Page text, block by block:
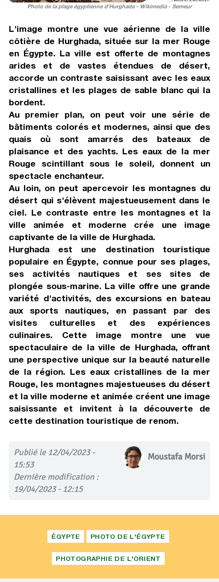
Photo de la plage égyptienne d'Hurghada - Wikimedia - Semeur
L'image montre une vue aérienne de la ville
côtière de Hurghada, située sur la mer Rouge
en Égypte. La ville est offerte de montagnes
arides et de vastes étendues de désert,
accorde un contraste saisissant avec les eaux
cristallines et les plages de sable blanc qui la
bordent.
Au premier plan, on peut voir une série de
bâtiments colorés et modernes, ainsi que des
quais où sont amarrés des bateaux de
plaisance et des yachts. Les eaux de la mer
Rouge scintillant sous le soleil, donnent un
spectacle enchanteur.
Au loin, on peut apercevoir les montagnes du
désert qui s'élèvent majestueusement dans le
ciel. Le contraste entre les montagnes et la
ville animée et moderne crée une image
captivante de la ville de Hurghada.
Hurghada est une destination touristique
populaire en Égypte, connue pour ses plages,
ses activités nautiques et ses sites de
plongée sous-marine. La ville offre une grande
variété d'activités, des excursions en bateau
aux sports nautiques, en passant par des
visites culturelles et des expériences
culinaires. Cette image montre une vue
spectaculaire de la ville de Hurghada, offrant
une perspective unique sur la beauté naturelle
de la région. Les eaux cristallines de la mer
Rouge, les montagnes majestueuses du désert
et la ville moderne et animée créent une image
saisissante et invitent à la découverte de
cette destination touristique de renom.
Publié le 12/04/2023 -
15:53
Dernière modification :
19/04/2023 - 12:15
Moustafa Morsi
ÉGYPTE PHOTO DE L'ÉGYPTE
PHOTOGRAPHIE DE L'ORIENT